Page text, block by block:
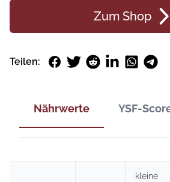
Zum Shop
Teilen: Facebook
TwitterRedditLinkedInWhatsApp
Nährwerte YSF-
kleine